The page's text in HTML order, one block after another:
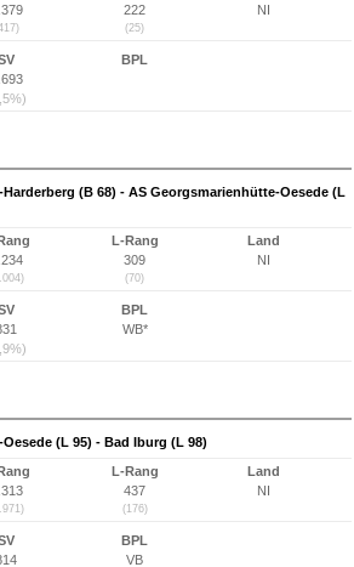
222
(25)
NI
BPL
(B 68) - AS Georgsmarienhütte-Oesede (L
L-Rang
309
(70)
Land
NI
BPL
WB*
(L 95) - Bad Iburg (L 98)
L-Rang
437
(176)
Land
NI
BPL
VB